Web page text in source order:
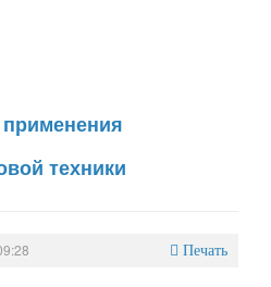
техники
Печать